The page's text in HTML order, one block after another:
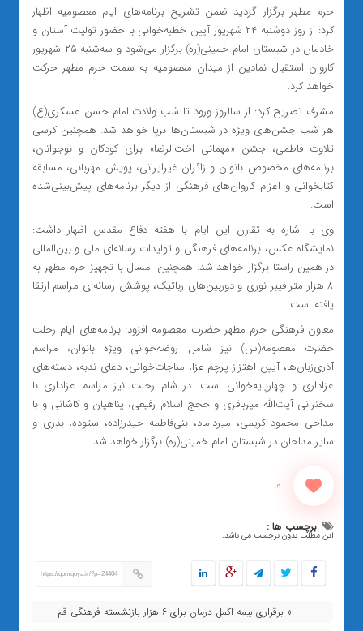
حرم مطهر برگزار گردید ضمن تشریح برنامه‌های ایام معصومیه اظهار
کرد: از روز دوشنبه ۲۴ شهریور آیین خطبه‌خوانی با حضور تولیت آستان و
خادمان در شبستان امام خمینی(ره) برگزار می‌شود و سه‌شنبه ۲۵ شهریور
کاروان استقبال نمادین از میدان معصومیه به سمت حرم مطهر حرکت
خواهد کرد.
مشرف تصریح کرد: از سالروز ورود تا شب ولادت امام حسن عسکری(ع)
هر شب جشن‌های ویژه در شبستان‌ها برپا خواهد شد. همچنین کرسی
تلاوت فاطمی، جشن «مهمانی اخت‌الرضا» برای کودکان و نوجوانان،
برنامه‌های مخصوص بانوان و زائران غیرایرانی، پویش مهربانی، مسابقه
کتابخوانی و اعزام کاروان‌های فرهنگی از دیگر برنامه‌های پیش‌بینی‌شده
است.
وی با اشاره به تقارن این ایام با هفته دفاع مقدس اظهار داشت:
نمایشگاه عکس، برنامه‌های فرهنگی و تولیدات رسانه‌ای ملی و بین‌المللی
در همین راستا برگزار خواهد شد. همچنین امسال با تجهیز حرم مطهر به
۸ هزار متر فیبر نوری و دوربین‌های رباتیک، پوشش رسانه‌ای مراسم ارتقا
یافته است.
معاون فرهنگی حرم مطهر حضرت معصومه افزود: برنامه‌های ایام رحلت
حضرت معصومه(س) نیز شامل روضه‌خوانی ویژه بانوان، مراسم
آذری‌زبان‌ها، آیین اهتزاز پرچم عزا، مناجات‌خوانی، دعای ندبه، دسته‌های
عزاداری و چهارپایه‌خوانی است. در شام رحلت نیز مراسم عزاداری با
سخنرانی آیت‌الله میرباقری و حجج اسلام رفیعی، پناهیان و کاشانی و با
مداحی محمود کریمی، میرداماد، بنی‌فاطمه حیدرزاده، ستوده، بذری و
سایر مداحان در شبستان امام خمینی(ره) برگزار خواهد شد.
0
برچسب ها :
این مطلب بدون برچسب می باشد.
https://qomgoya.ir/?p=24404
« برقراری بیمه اکمل درمان برای ۶ هزار بازنشسته فرهنگی قم